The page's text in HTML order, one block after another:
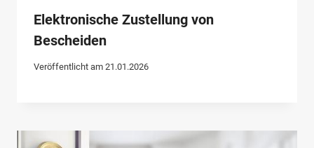
Elektronische Zustellung von
Bescheiden
Veröffentlicht am 21.01.2026